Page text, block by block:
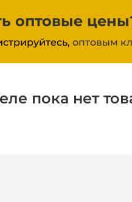
оптовые
оптовым
пока нет